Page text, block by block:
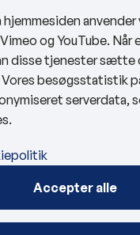
åbningstider
og YouTube. Når
disse tjenester sætte
Vores besøgsstatistik
serverdata,
Accepter alle